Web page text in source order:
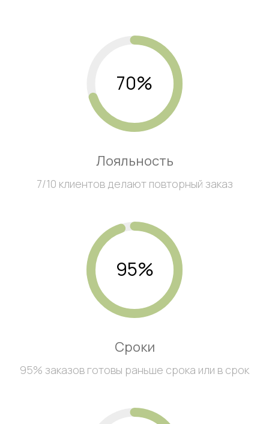
70%
Лояльность
7/10 клиентов делают повторный заказ
95%
Сроки
95% заказов готовы раньше срока или в срок